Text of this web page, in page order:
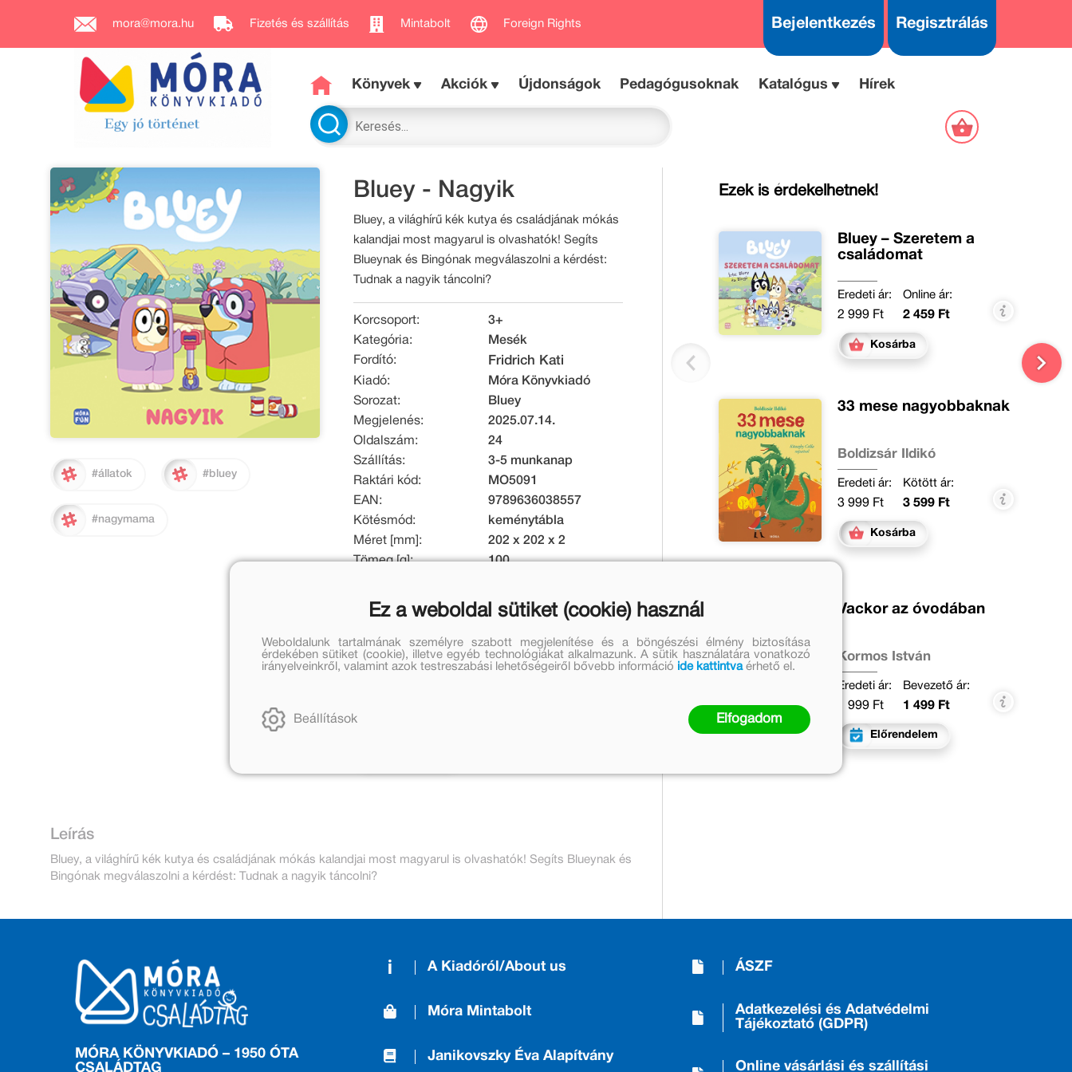
mora@mora.hu Fizetés és szállítás Mintabolt Foreign Rights Bejelentkezés Regisztrálás
Könyvek Akciók Újdonságok Pedagógusoknak Katalógus Hírek
#állatok #bluey
#nagymama
Bluey - Nagyik
Bluey, a világhírű kék kutya és családjának mókás
kalandjai most magyarul is olvashatók! Segíts
Blueynak és Bingónak megválaszolni a kérdést:
Tudnak a nagyik táncolni?
Korcsoport:
3+
Kategória:
Mesék
Fordító:
Fridrich Kati
Kiadó:
Móra Könyvkiadó
Sorozat:
Bluey
Megjelenés:
2025.07.14.
Oldalszám:
24
Szállítás:
3-5 munkanap
Raktári kód:
MO5091
EAN:
9789636038557
Kötésmód:
keménytábla
Méret [mm]:
202 x 202 x 2
Tömeg [g]:
100
Eredeti ár:
Online ár:
Készleten
Leírás
Bluey, a világhírű kék kutya és családjának mókás kalandjai most magyarul is olvashatók! Segíts Blueynak és
Bingónak megválaszolni a kérdést: Tudnak a nagyik táncolni?
Ezek is érdekelhetnek!
Bluey – Szeretem a
családomat
Eredeti ár:
2 999 Ft
Online ár:
2 459 Ft
Kosárba
33 mese nagyobbaknak
Boldizsár Ildikó
Eredeti ár:
3 999 Ft
Kötött ár:
3 599 Ft
Kosárba
Vackor az óvodában
Kormos István
Eredeti ár:
1 999 Ft
Bevezető ár:
1 499 Ft
Előrendelem
MÓRA KÖNYVKIADÓ – 1950 ÓTA
CSALÁDTAG
A Kiadóról/About us
Móra Mintabolt
Janikovszky Éva Alapítvány
ÁSZF
Adatkezelési és Adatvédelmi
Tájékoztató (GDPR)
Online vásárlási és szállítási
Ez a weboldal sütiket (cookie) használ
Weboldalunk tartalmának személyre szabott megjelenítése és a böngészési élmény biztosítása
érdekében sütiket (cookie), illetve egyéb technológiákat alkalmazunk. A sütik használatára vonatkozó
irányelveinkről, valamint azok testreszabási lehetőségeiről bővebb információ ide kattintvaérhető el.
Beállítások Elfogadom